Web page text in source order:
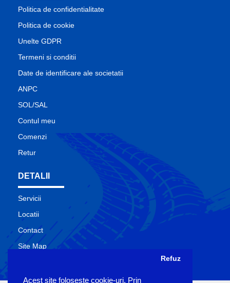
Acest site foloseşte cookie-uri. Prin
Refuz
Politica de confidentialitate
Politica de cookie
Unelte GDPR
Termeni si conditii
Date de identificare ale societatii
ANPC
SOL/SAL
Contul meu
Comenzi
Retur
DETALII
Servicii
Locatii
Contact
Site Map